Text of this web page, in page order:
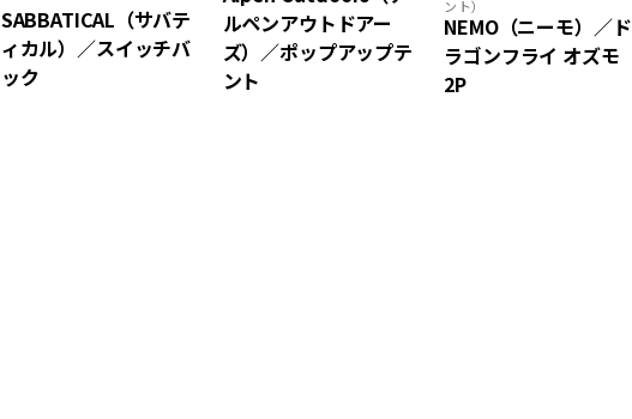
SABBATICAL（サバテ
ィカル）／スイッチバ
ック
ルペンアウトドアー
ズ）／ポップアップテ
ント
ント）
NEMO（ニーモ）／ド
ラゴンフライ オズモ
2P